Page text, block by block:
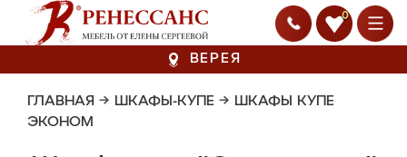
0
ВЕРЕЯ
ГЛАВНАЯ → ШКАФЫ-КУПЕ → ШКАФЫ КУПЕ
ЭКОНОМ